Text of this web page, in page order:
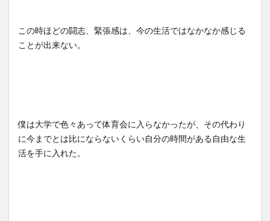
この時ほどの闘志、緊張感は、今の生活ではなかなか感じる
ことが出来ない。
僕は大学で色々あって体育会に入らなかったが、その代わり
に今までとは比にならないくらい自分の時間がある自由な生
活を手に入れた。